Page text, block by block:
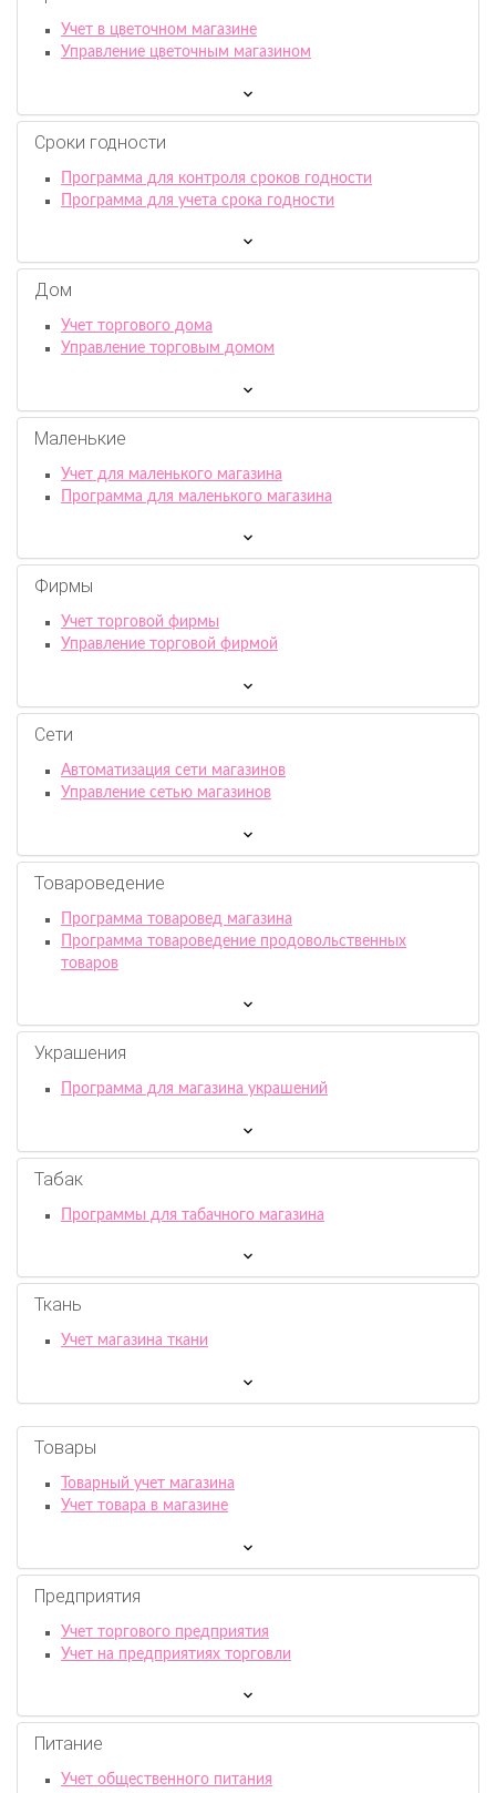
Учет в цветочном магазине
Управление цветочным магазином
Сроки годности
Программа для контроля сроков годности
Программа для учета срока годности
Дом
Учет торгового дома
Управление торговым домом
Маленькие
Учет для маленького магазина
Программа для маленького магазина
Фирмы
Учет торговой фирмы
Управление торговой фирмой
Сети
Автоматизация сети магазинов
Управление сетью магазинов
Товароведение
Программа товаровед магазина
Программа товароведение продовольственных
товаров
Украшения
Программа для магазина украшений
Табак
Программы для табачного магазина
Ткань
Учет магазина ткани
Товары
Товарный учет магазина
Учет товара в магазине
Предприятия
Учет торгового предприятия
Учет на предприятиях торговли
Питание
Учет общественного питания